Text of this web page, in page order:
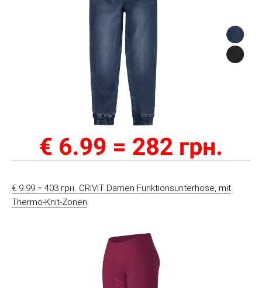
€ 9.99 = 403 грн. CRIVIT Damen Funktionsunterhose, mit
Thermo-Knit-Zonen